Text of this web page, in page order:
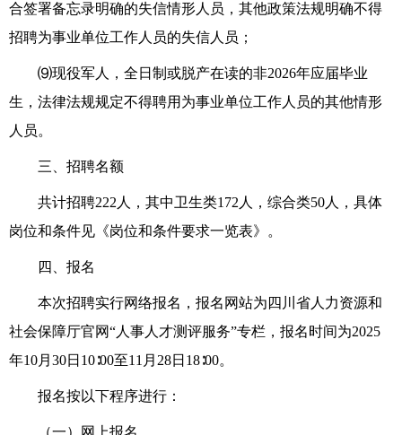
合签署备忘录明确的失信情形人员，其他政策法规明确不得
招聘为事业单位工作人员的失信人员 ；
⑼现役军人， 全日制或脱产在读的非2026年应届毕业
生，法律法规规定不得聘用为事业单位工作人员的其他情形
人员。
三、招聘名额
共计招聘222人 ， 其中卫生类172人，综合类50人，具体
岗位和条件见 《岗位和条件要求一览表》。
四、报名
本次招聘实行网络报名，报名网站为四川省人力资源和
社会保障厅官网“人事人才测评服务”专栏，报名时间为2025
年10月 30日10∶00至11月28日18∶00。
报名按以下程序进行：